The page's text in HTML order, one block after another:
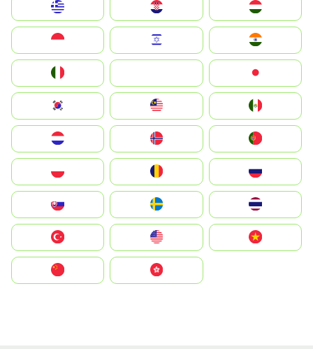
Magyarország
South Korea
United States
中國香港特別行政區